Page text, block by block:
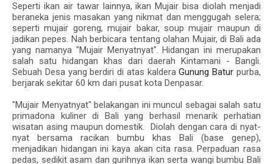
Seperti ikan air tawar lainnya, ikan Mujair bisa diolah menjadi
beraneka jenis masakan yang nikmat dan menggugah selera;
seperti mujair goreng, mujair bakar, soup mujair maupun di
jadikan pepes. Nah berbicara tentang olahan Mujair, di Bali ada
yang namanya "Mujair Menyatnyat". Hidangan ini merupakan
salah satu hidangan khas dari daerah Kintamani - Bangli.
Sebuah Desa yang berdiri di atas kalderaGunung Baturpurba,
berjarak sekitar 60 km dari pusat kota Denpasar.
"Mujair Menyatnyat" belakangan ini muncul sebagai salah satu
primadona kuliner di Bali yang berhasil menarik perhatian
wisatan asing maupun domestik. Diolah dengan cara di nyat-
nyat bersama racikan bumbu khas Bali (base genep),
menjadikan hidangan ini kaya akan cita rasa. Perpaduan rasa
pedas, sedikit asam dan gurihnya ikan serta wangi bumbu Bali